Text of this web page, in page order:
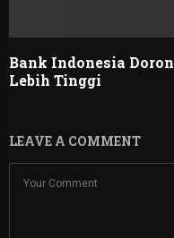
Bank Indonesia
Lebih Tinggi
LEAVE A COMMENT